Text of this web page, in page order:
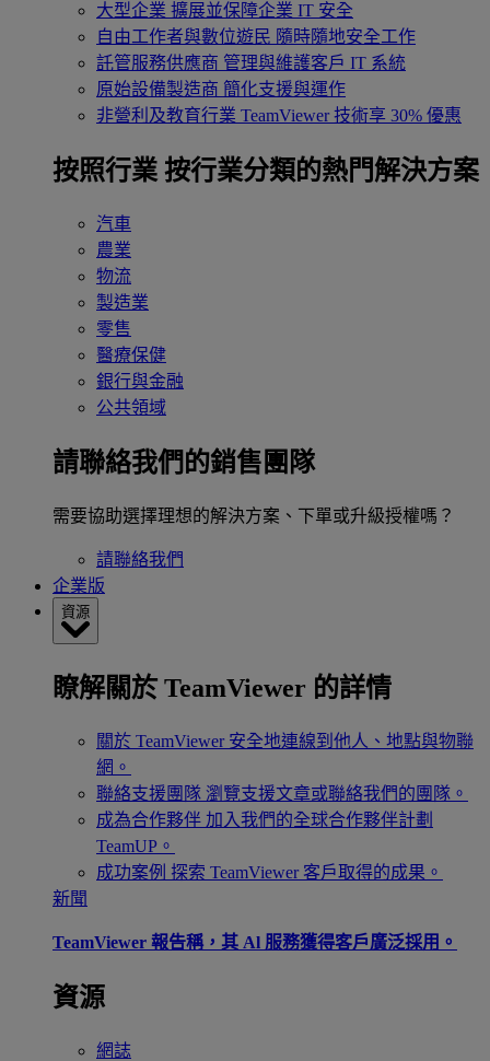
大型企業 擴展並保障企業 IT 安全
自由工作者與數位遊民 隨時隨地安全工作
託管服務供應商 管理與維護客戶 IT 系統
原始設備製造商 簡化支援與運作
非營利及教育行業 TeamViewer 技術享 30% 優惠
按照行業 按行業分類的熱門解決方案
汽車
農業
物流
製造業
零售
醫療保健
銀行與金融
公共領域
請聯絡我們的銷售團隊
需要協助選擇理想的解決方案、下單或升級授權嗎？
請聯絡我們
企業版
資源
瞭解關於 TeamViewer 的詳情
關於 TeamViewer 安全地連線到他人、地點與物聯
網。
聯絡支援團隊 瀏覽支援文章或聯絡我們的團隊。
成為合作夥伴 加入我們的全球合作夥伴計劃
TeamUP。
成功案例 探索 TeamViewer 客戶取得的成果。
新聞
TeamViewer 報告稱，其 Al 服務獲得客戶廣泛採用。
資源
網誌